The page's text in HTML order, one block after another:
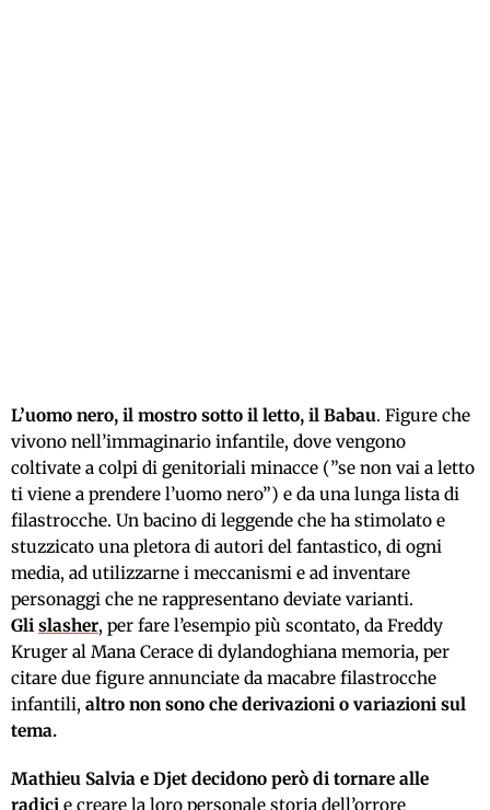
L’uomo nero, il mostro sotto il letto, il Babau. Figure che
vivono nell’immaginario infantile, dove vengono
coltivate a colpi di genitoriali minacce (”se non vai a letto
ti viene a prendere l’uomo nero”) e da una lunga lista di
filastrocche. Un bacino di leggende che ha stimolato e
stuzzicato una pletora di autori del fantastico, di ogni
media, ad utilizzarne i meccanismi e ad inventare
personaggi che ne rappresentano deviate varianti.
Gli slasher, per fare l’esempio più scontato, da Freddy
Kruger al Mana Cerace di dylandoghiana memoria, per
citare due figure annunciate da macabre filastrocche
infantili, altro non sono che derivazioni o variazioni sul
tema.
Mathieu Salvia e Djet decidono però di tornare alle
radici e creare la loro personale storia dell’orrore